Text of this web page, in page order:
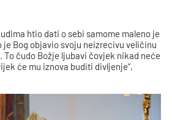
htio dati o sebi samome maleno je
Bog objavio svoju neizrecivu veličinu
To čudo Božje ljubavi čovjek nikad neće
će mu iznova buditi divljenje“,